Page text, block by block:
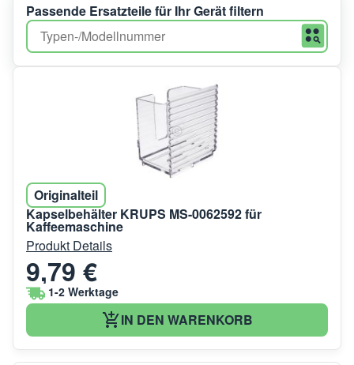
Passende Ersatzteile für Ihr Gerät filtern
Originalteil
Kapselbehälter KRUPS MS-0062592 für
Kaffeemaschine
Produkt Details
9,79 €
1-2 Werktage
IN DEN WARENKORB